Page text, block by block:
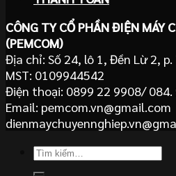
CÔNG TY CỔ PHẦN ĐIỆN MÁY
(PEMCOM)
Địa chỉ: Số 24, lô 1, Đền Lừ 2,
MST: 0109944542
Điện thoại: 0899 22 9908/ 084.
Email: pemcom.vn@gmail.com
Tìm